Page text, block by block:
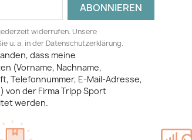
widerrufen. Unsere
u. a. in der Datenschutzerklärung.
dass meine
(Vorname, Nachname,
Telefonnummer, E-Mail-Adresse,
der Firma Tripp Sport
werden.